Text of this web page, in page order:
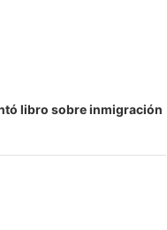
libro sobre inmigración